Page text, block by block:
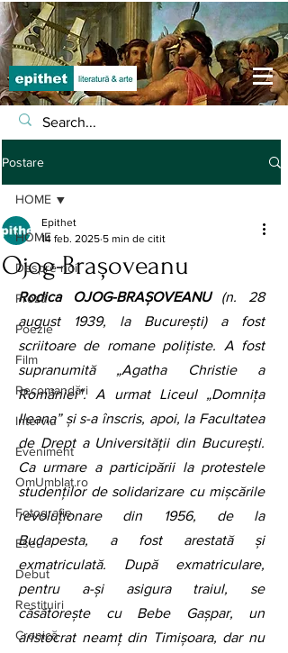
Postare
HOME
Despre noi
Proză
Poezie
Film
Recomandări
Interviu
Eveniment
OmUmblat.ro
Fotografie
Eseu
Debut
Restituiri
Cronică
HOME
Ojog-Brașoveanu
Epithet
14 feb. 2025 5 min de citit
Rodica OJOG-BRAŞOVEANU (n. 28
august 1939, la București) a fost
scriitoare de romane polițiste. A fost
supranumită „Agatha Christie a
României”. A urmat Liceul „Domniţa
Ileana” și s-a înscris, apoi, la Facultatea
de Drept a Universităţii din Bucureşti.
Ca urmare a participării la protestele
studenţilor de solidarizare cu mişcările
revoluţionare din 1956, de la
Budapesta, a fost arestată şi
exmatriculată. După exmatriculare,
pentru a-și asigura traiul, se
căsătorește cu Bebe Gaşpar, un
aristocrat neamţ din Timișoara, dar nu